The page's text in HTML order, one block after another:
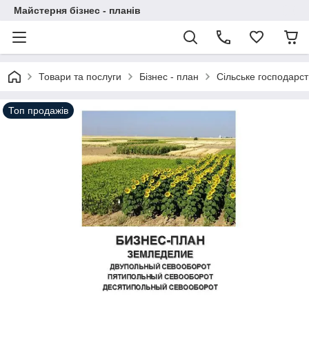
Майстерня бізнес - планів
Товари та послуги Бізнес - план Сільське
Топ продажів